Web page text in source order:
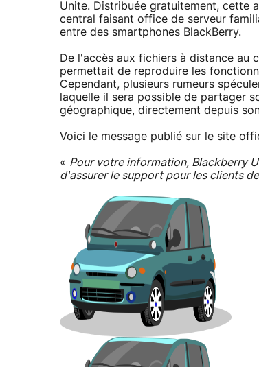
Unite. Distribuée gratuitement, cette
central faisant office de serveur
entre des smartphones BlackBerry.
De l'accès aux fichiers à distance au
permettait de reproduire les
Cependant, plusieurs rumeurs
laquelle il sera possible de partager
géographique, directement depuis
Voici le message publié sur le site
« Pour votre information, Blackberry
d'assurer le support pour les clients